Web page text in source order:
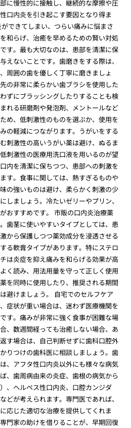
に慢性的に接触し、継続的な摩擦や圧
口内炎を引き起こす要因となり得ま
できてしまい、つらい痛みに悩まさ
和らげ、治癒を早めるための賢い対処
す。最も大切なのは、患部を清潔に保
えないことです。歯磨きをする際は、
周囲の歯を優しく丁寧に磨きましょ
の非常に柔らかい歯ブラシを使用した
ずにブラッシングしたりすることも検
れる研磨剤や発泡剤、メントールなど
め、低刺激性のものを選ぶか、使用を
の軽減につながります。うがいをする
刺激性の高いうがい薬は避け、ぬるま
刺激性の医療用洗口液を用いるのが望
内を清潔に保ちつつ、患部への刺激を
す。食事に関しては、熱すぎるものや
の強いものは避け、柔らかく刺激の少
しましょう。冷たいゼリーやプリン、
おすすめです。 市販の口内炎治療薬
歯茎に使いやすいタイプとしては、患
から保護しつつ薬効成分を浸透させる
る軟膏タイプがあります。特にステロ
は炎症を抑え痛みを和らげる効果が高
く読み、用法用量を守って正しく使用
を同時に使用したり、推奨される期間
避けましょう。 自宅でのセルフケア
症状が重い場合は、迷わず医療機関を
す。痛みが非常に強く食事が困難な場
、数週間経っても治癒しない場合、あ
す場合は、自己判断せずに歯科口腔外
りつけの歯科医に相談しましょう。歯
、アフタ性口内炎以外にも様々な病気
、歯周病由来の炎症、歯根の病気から
、ヘルペス性口内炎、口腔カンジダ
どが考えられます。専門医であれば、
応じた適切な治療を提供してくれま
門家の助けを借りることが、早期回復